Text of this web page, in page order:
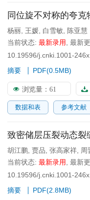
同位旋不对称的夸克
杨丽 王媛 白雪敏
陈亚慧
当前状态: 最新录用 最新
10.19596/j.cnki.1001-
摘要
PDF(0.5MB)
浏览量： 61
数据和表 参考文献
致密储层压裂动态
胡江鹏 贾品 张高家祥
周
当前状态: 最新录用 最新
10.19596/j.cnki.1001-
摘要
PDF(2.8MB)